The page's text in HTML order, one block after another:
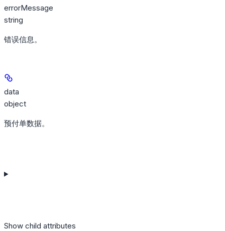
errorMessage
string
错误信息。
data
object
预付单数据。
Show child attributes